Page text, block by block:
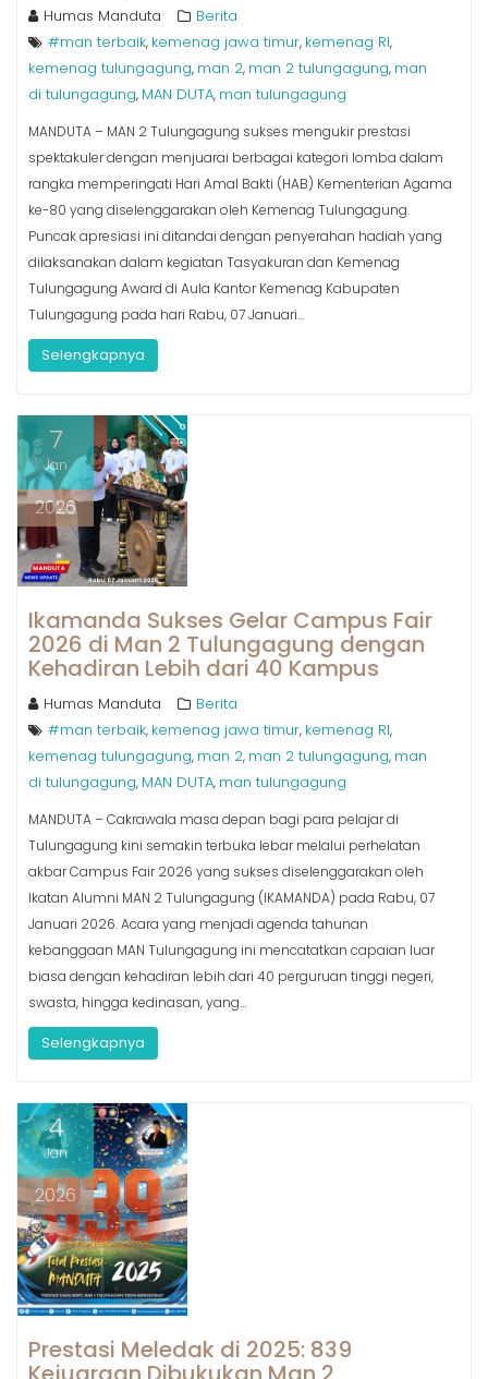
Humas Manduta
Berita
#man terbaik, kemenag jawa timur, kemenag RI,
kemenag tulungagung, man 2, man 2 tulungagung, man
di tulungagung, MAN DUTA, man tulungagung
MANDUTA – MAN 2 Tulungagung sukses mengukir prestasi
spektakuler dengan menjuarai berbagai kategori lomba dalam
rangka memperingati Hari Amal Bakti (HAB) Kementerian Agama
ke-80 yang diselenggarakan oleh Kemenag Tulungagung.
Puncak apresiasi ini ditandai dengan penyerahan hadiah yang
dilaksanakan dalam kegiatan Tasyakuran dan Kemenag
Tulungagung Award di Aula Kantor Kemenag Kabupaten
Tulungagung pada hari Rabu, 07 Januari…
Selengkapnya
7
Jan
2026
Ikamanda Sukses Gelar Campus Fair
2026 di Man 2 Tulungagung dengan
Kehadiran Lebih dari 40 Kampus
Humas Manduta
Berita
#man terbaik, kemenag jawa timur, kemenag RI,
kemenag tulungagung, man 2, man 2 tulungagung, man
di tulungagung, MAN DUTA, man tulungagung
MANDUTA – Cakrawala masa depan bagi para pelajar di
Tulungagung kini semakin terbuka lebar melalui perhelatan
akbar Campus Fair 2026 yang sukses diselenggarakan oleh
Ikatan Alumni MAN 2 Tulungagung (IKAMANDA) pada Rabu, 07
Januari 2026. Acara yang menjadi agenda tahunan
kebanggaan MAN Tulungagung ini mencatatkan capaian luar
biasa dengan kehadiran lebih dari 40 perguruan tinggi negeri,
swasta, hingga kedinasan, yang…
Selengkapnya
4
Jan
2026
Prestasi Meledak di 2025: 839